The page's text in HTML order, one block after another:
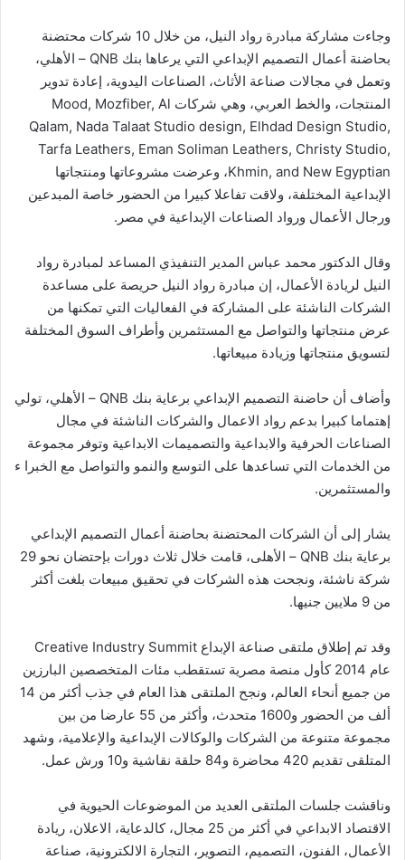
وجاءت مشاركة مبادرة رواد النيل، من خلال 10 شركات محتضنة
بحاضنة أعمال التصميم الإبداعي التي يرعاها بنك QNB – الأهلي،
وتعمل في مجالات صناعة الأثاث، الصناعات اليدوية، إعادة تدوير
المنتجات، والخط العربي، وهي شركات Mood, Mozfiber, Al
Qalam, Nada Talaat Studio design, Elhdad Design Studio,
Tarfa Leathers, Eman Soliman Leathers, Christy Studio,
Khmin, and New Egyptian، وعرضت مشروعاتها ومنتجاتها
الإبداعية المختلفة، ولاقت تفاعلا كبيرا من الحضور خاصة المبدعين
ورجال الأعمال ورواد الصناعات الإبداعية في مصر.
وقال الدكتور محمد عباس المدير التنفيذي المساعد لمبادرة رواد
النيل لريادة الأعمال، إن مبادرة رواد النيل حريصة على مساعدة
الشركات الناشئة على المشاركة في الفعاليات التي تمكنها من
عرض منتجاتها والتواصل مع المستثمرين وأطراف السوق المختلفة
لتسويق منتجاتها وزيادة مبيعاتها.
وأضاف أن حاضنة التصميم الإبداعي برعاية بنك QNB – الأهلي، تولي
إهتماما كبيرا بدعم رواد الاعمال والشركات الناشئة في مجال
الصناعات الحرفية والابداعية والتصميمات الابداعية وتوفر مجموعة
من الخدمات التي تساعدها على التوسع والنمو والتواصل مع الخبرا ء
والمستثمرين.
يشار إلى أن الشركات المحتضنة بحاضنة أعمال التصميم الإبداعي
برعاية بنك QNB – الأهلى، قامت خلال ثلاث دورات بإحتضان نحو 29
شركة ناشئة، ونجحت هذه الشركات في تحقيق مبيعات بلغت أكثر
من 9 ملايين جنيها.
وقد تم إطلاق ملتقى صناعة الإبداع Creative Industry Summit
عام 2014 كأول منصة مصرية تستقطب مئات المتخصصين البارزين
من جميع أنحاء العالم، ونجح الملتقى هذا العام في جذب أكثر من 14
ألف من الحضور و1600 متحدث، وأكثر من 55 عارضا من بين
مجموعة متنوعة من الشركات والوكالات الإبداعية والإعلامية، وشهد
المتلقى تقديم 420 محاضرة و84 حلقة نقاشية و10 ورش عمل.
وناقشت جلسات الملتقى العديد من الموضوعات الحيوية في
الاقتصاد الابداعي في أكثر من 25 مجال، كالدعاية، الاعلان، ريادة
الأعمال، الفنون، التصميم، التصوير، التجارة الالكترونية، صناعة